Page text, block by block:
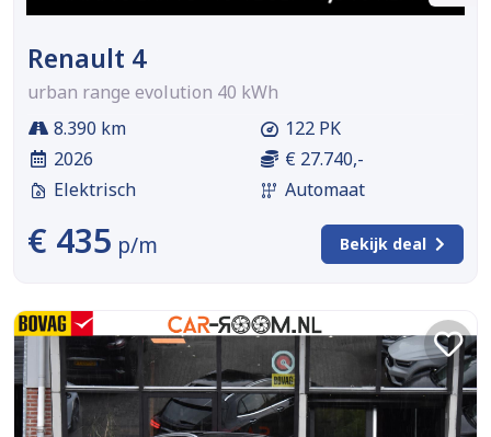
Renault 4
urban range evolution 40 kWh
8.390 km
2026
Elektrisch
122 PK
€ 27.740,-
Automaat
€ 435 p/m Bekijk deal